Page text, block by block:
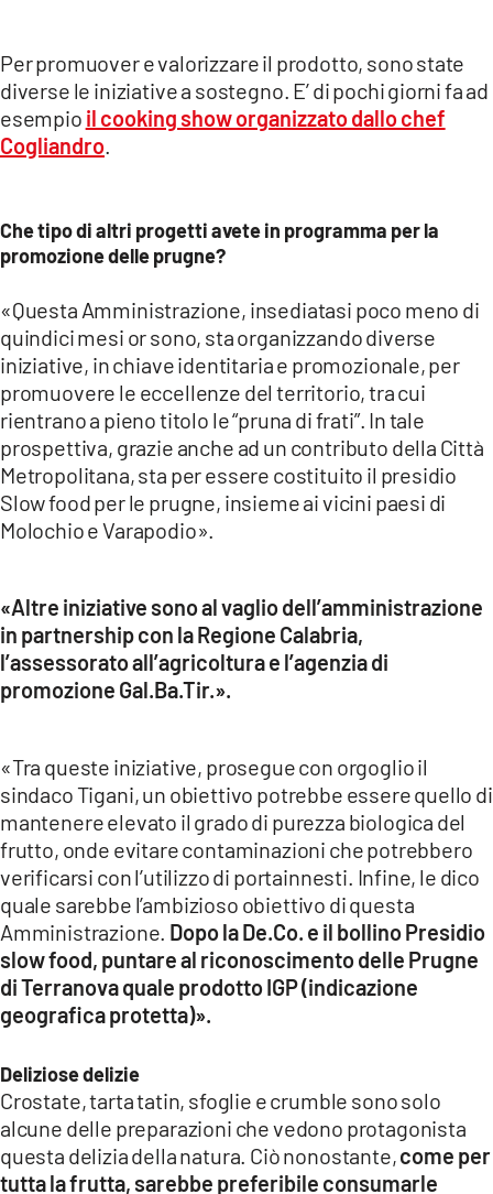
Per promuover e valorizzare il prodotto, sono state
diverse le iniziative a sostegno. E’ di pochi giorni fa ad
esempio il cooking show organizzato dallo chef
Cogliandro
Che tipo di altri progetti avete in programma per la
promozione delle prugne?
«Questa Amministrazione, insediatasi poco meno di
quindici mesi or sono, sta organizzando diverse
iniziative, in chiave identitaria e promozionale, per
promuovere le eccellenze del territorio, tra cui
rientrano a pieno titolo le “pruna di frati”. In tale
prospettiva, grazie anche ad un contributo della Città
Metropolitana, sta per essere costituito il presidio
Slow food per le prugne, insieme ai vicini paesi di
Molochio e Varapodio».
«Altre iniziative sono al vaglio dell’amministrazione
in partnership con la Regione Calabria,
l’assessorato all’agricoltura e l’agenzia di
promozione Gal.Ba.Tir.».
«Tra queste iniziative, prosegue con orgoglio il
sindaco Tigani, un obiettivo potrebbe essere quello di
mantenere elevato il grado di purezza biologica del
frutto, onde evitare contaminazioni che potrebbero
verificarsi con l’utilizzo di portainnesti. Infine, le dico
quale sarebbe l’ambizioso obiettivo di questa
Amministrazione. Dopo la De.Co. e il bollino Presidio
slow food, puntare al riconoscimento delle Prugne
di Terranova quale prodotto IGP (indicazione
geografica protetta)».
Deliziose delizie
Crostate, tarta tatin, sfoglie e crumble sono solo
alcune delle preparazioni che vedono protagonista
questa delizia della natura. Ciò nonostante,come per
tutta la frutta, sarebbe preferibile consumarle